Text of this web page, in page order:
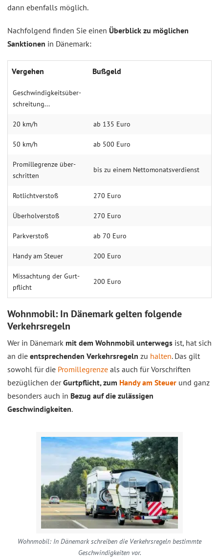
dann ebenfalls möglich.
Nachfolgend finden Sie einen Überblick zu möglichen
Sanktionen in Dänemark:
Vergehen Bußgeld
Geschwindig­keitsüber­
schreitung...
20 km/h ab 135 Euro
50 km/h ab 500 Euro
Promille­grenze über­
schritten
bis zu einem Netto­monats­verdienst
Rotlicht­verstoß 270 Euro
Überhol­verstoß 270 Euro
Park­verstoß ab 70 Euro
Handy am Steuer 200 Euro
Miss­achtung der Gurt­
pflicht
200 Euro
Wohnmobil: In Dänemark gelten folgende
Verkehrsregeln
Wer in Dänemark mit dem Wohnmobil unterwegs ist, hat sich
an die entsprechenden Verkehrsregeln zu halten. Das gilt
sowohl für die Promillegrenze als auch für Vorschriften
bezüglichen derGurtpflicht, zum Handy am Steuer und ganz
besonders auch in Bezug auf die zulässigen
Geschwindigkeiten.
Wohnmobil: In Dänemark schreiben die Verkehrsregeln bestimmte
Geschwindigkeiten vor.